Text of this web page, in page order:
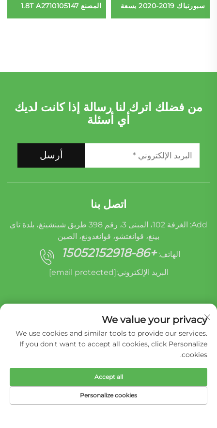
سبورتباك 2019-2020 بسعة
3.0T 6 أسطوانات
المصنع 1.8T A2710105147
لمرسيدس بنز C200 E200
من فضلك اترك لنا رسالة إذا كانت لديك
أي أسئلة
أرسل
اتصل بنا
Add: الغرفة 102، المبنى 3، رقم 398 طريق شينشينغ، بلدة تاي
بينغ، قوانغتشو، قوانغدونغ، الصين
الهاتف: +86-15052152918
البريد الإلكتروني:[email protected]
حقوق الطبع والنشر © شركة ميراكل أوريدي (قوانغتشو)
لإعادة تصنيع قطع غيار السيارات المحدودة -سياسة
الخصوصية
الصفحة الرئيسية المنتجات البريد الإلكتروني الهاتف
We value your privacy
We use cookies and similar tools to provide our services.
If you don't want to accept all cookies, click Personalize
cookies.
Personalize cookies
Accept all